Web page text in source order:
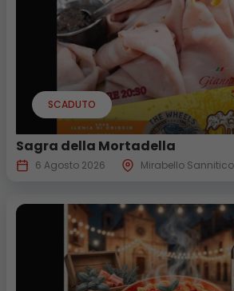
SCADUTO
Sagra della Mortadella
6 Agosto 2026 Mirabello Sannitico